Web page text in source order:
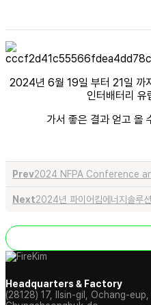
2024년 6월 19일 부터 21일 까
인터배터리 유
가서 좋은 결과 얻고 올
Prev2024 NFPA Conference
Next2024년 파이어킴에너지솔루
Headquarters & Factory
(28128) 17, Ilsin-gil, Ochang-